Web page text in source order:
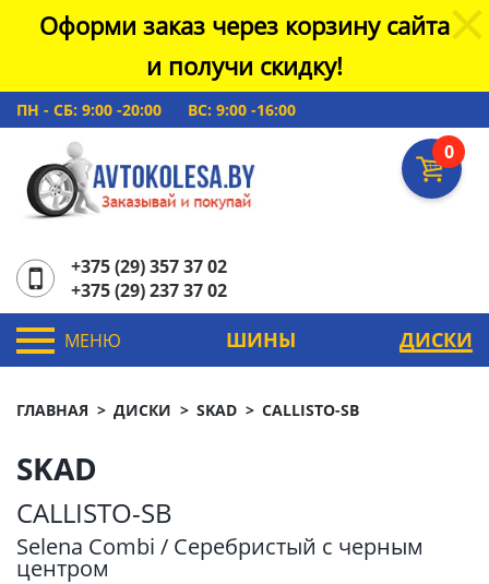
Оформи заказ через корзину сайта
и получи скидку!
ПН - СБ: 9:00 -20:00 ВС: 9:00 -16:00
0
+375 (29) 357 37 02
+375 (29) 237 37 02
МЕНЮ ШИНЫ ДИСКИ
ГЛАВНАЯ ДИСКИ SKAD CALLISTO-SB
SKAD
CALLISTO-SB
Selena Combi / Серебристый с черным
центром